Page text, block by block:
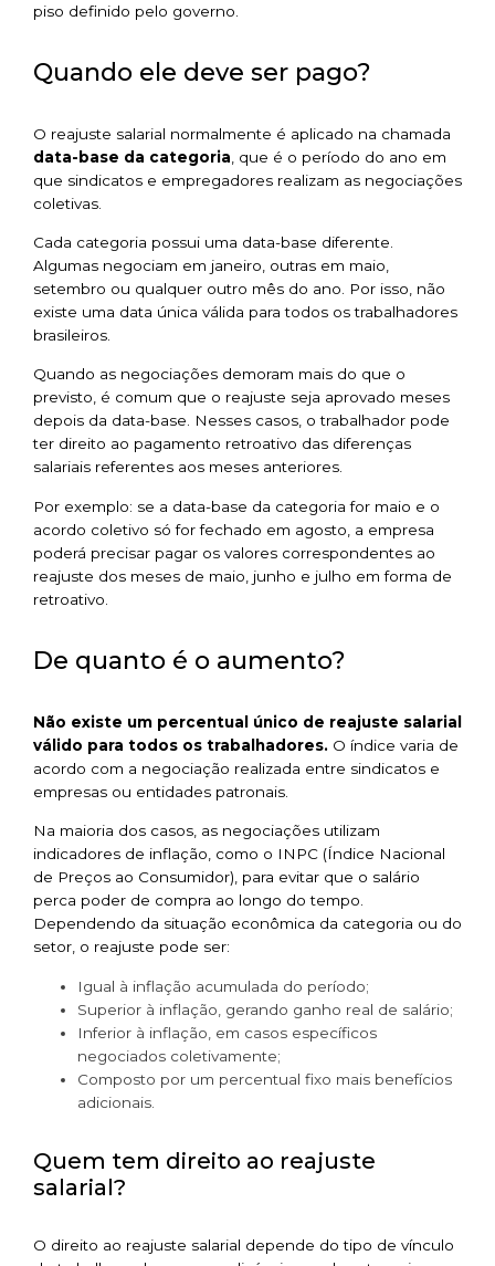
piso definido pelo governo.
Quando ele deve ser pago?
O reajuste salarial normalmente é aplicado na chamada
data-base da categoria , que é o período do ano em
que sindicatos e empregadores realizam as negociações
coletivas.
Cada categoria possui uma data-base diferente.
Algumas negociam em janeiro, outras em maio,
setembro ou qualquer outro mês do ano. Por isso, não
existe uma data única válida para todos os trabalhadores
brasileiros.
Quando as negociações demoram mais do que o
previsto, é comum que o reajuste seja aprovado meses
depois da data-base. Nesses casos, o trabalhador pode
ter direito ao pagamento retroativo das diferenças
salariais referentes aos meses anteriores.
Por exemplo: se a data-base da categoria for maio e o
acordo coletivo só for fechado em agosto, a empresa
poderá precisar pagar os valores correspondentes ao
reajuste dos meses de maio, junho e julho em forma de
retroativo.
De quanto é o aumento?
Não existe um percentual único de reajuste salarial
válido para todos os trabalhadores. O índice varia de
acordo com a negociação realizada entre sindicatos e
empresas ou entidades patronais.
Na maioria dos casos, as negociações utilizam
indicadores de inflação, como o INPC (Índice Nacional
de Preços ao Consumidor), para evitar que o salário
perca poder de compra ao longo do tempo.
Dependendo da situação econômica da categoria ou do
setor, o reajuste pode ser:
Igual à inflação acumulada do período;
Superior à inflação, gerando ganho real de salário;
Inferior à inflação, em casos específicos
negociados coletivamente;
Composto por um percentual fixo mais benefícios
adicionais.
Quem tem direito ao reajuste
salarial?
O direito ao reajuste salarial depende do tipo de vínculo